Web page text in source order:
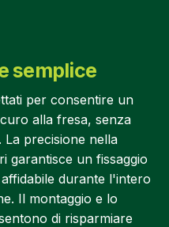
semplice
per consentire un
alla fresa, senza
precisione nella
garantisce un fissaggio
durante l'intero
Il montaggio e lo
di risparmiare